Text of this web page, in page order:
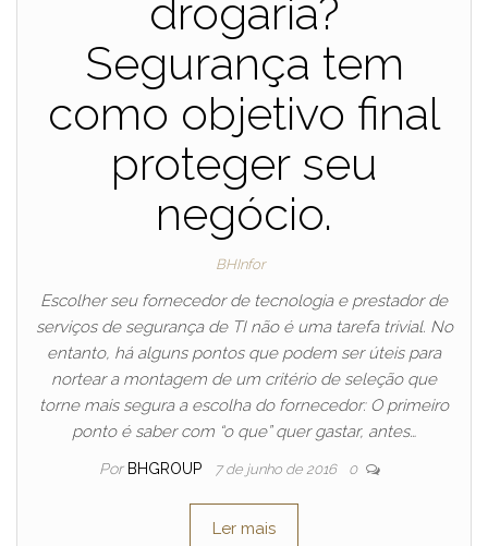
drogaria?
Segurança tem
como objetivo final
proteger seu
negócio.
BHInfor
Escolher seu fornecedor de tecnologia e prestador de
serviços de segurança de TI não é uma tarefa trivial. No
entanto, há alguns pontos que podem ser úteis para
nortear a montagem de um critério de seleção que
torne mais segura a escolha do fornecedor: O primeiro
ponto é saber com “o que” quer gastar, antes…
Por BHGROUP 7 de junho de 2016 0
Ler mais